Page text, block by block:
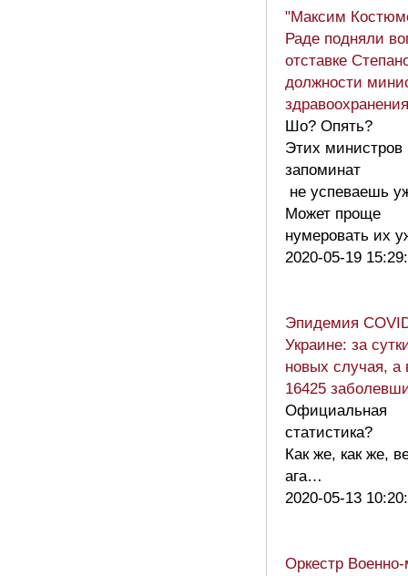
"Максим
Раде подняли
отставке
должности
здравоохранения
Шо? Опять?
Этих министров
запоминат
не успеваешь
Может проще
нумеровать их
2020-05-19
Эпидемия
Украине: за
новых случая, а
16425
Официальная
статистика?
Как же, как же,
ага…
2020-05-13
Оркестр